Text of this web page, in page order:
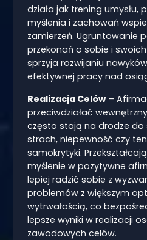
działa jak trening umysłu,
myślenia i zachowań
zamierzeń. Ugruntowanie
przekonań o sobie i
sprzyja rozwijaniu
efektywnej pracy nad
Realizacja Celów–
przeciwdziałać
często stają na drodze do
strach, niepewność czy
samokrytyki.
myślenie w pozytywne
lepiej radzić sobie z
problemów z większym
wytrwałością, co
lepsze wyniki w realizacji
zawodowych celów.